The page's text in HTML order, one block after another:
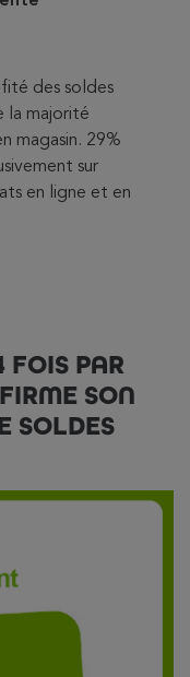
des soldes
la majorité
magasin. 29%
sur
en ligne et en
FOIS PAR
SON
SOLDES